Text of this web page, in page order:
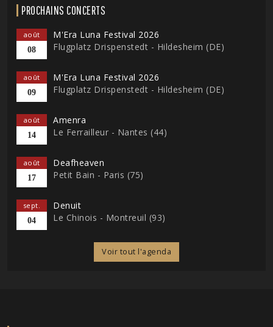
PROCHAINS CONCERTS
août
08
M'Era Luna Festival 2026
Flugplatz Drispenstedt - Hildesheim (DE)
août
09
M'Era Luna Festival 2026
Flugplatz Drispenstedt - Hildesheim (DE)
août
14
Amenra
Le Ferrailleur - Nantes (44)
août
17
Deafheaven
Petit Bain - Paris (75)
sept.
04
Denuit
Le Chinois - Montreuil (93)
Voir tout l'agenda